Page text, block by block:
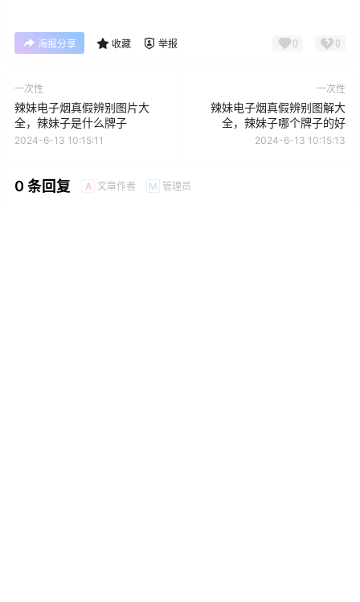
海报分享 收藏 举报 0 0
一次性
辣妹电子烟真假辨别图片大
全，辣妹子是什么牌子
2024-6-13 10:15:11
一次性
辣妹电子烟真假辨别图解大
全，辣妹子哪个牌子的好
2024-6-13 10:15:13
0 条回复 A 文章作者 M 管理员